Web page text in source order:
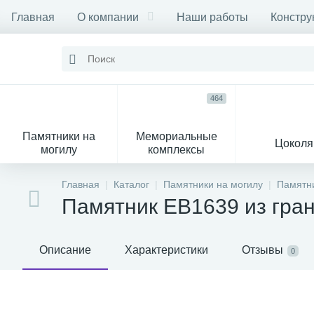
Главная О компании Наши работы
Памятники на
могилу
Мемориальные
комплексы
464
Цоколя
Декор на памятник
Главная Каталог Памятники на могилу
Памятник EB1639 из
Описание Характеристики Отзывы 0